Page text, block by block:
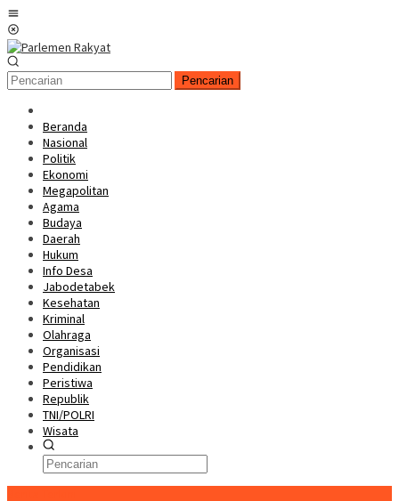
Loncat
ke
konten
Pencarian
Beranda
Nasional
Politik
Ekonomi
Megapolitan
Agama
Budaya
Daerah
Hukum
Info Desa
Jabodetabek
Kesehatan
Kriminal
Olahraga
Organisasi
Pendidikan
Peristiwa
Republik
TNI/POLRI
Wisata